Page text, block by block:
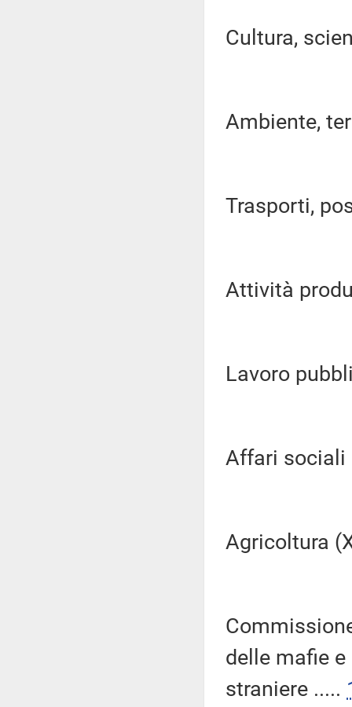
Cultura,
Ambiente,
Trasporti,
Attività
Lavoro
Affari sociali
Agricoltura
delle mafie
straniere .....